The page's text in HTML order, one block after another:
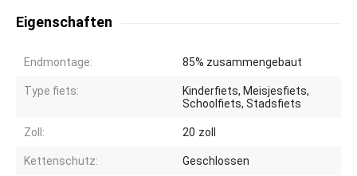
Eigenschaften
Endmontage: 85% zusammengebaut
Type fiets:
Kinderfiets, Meisjesfiets,
Schoolfiets, Stadsfiets
Zoll: 20 zoll
Kettenschutz: Geschlossen